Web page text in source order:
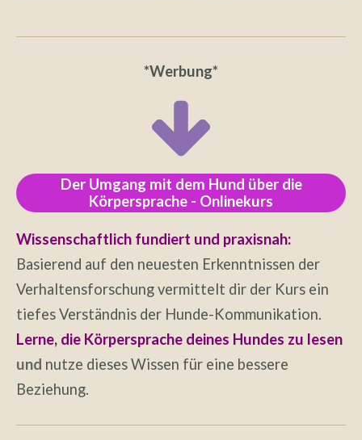
*Werbung*
Der Umgang mit dem Hund über die
Körpersprache - Onlinekurs
Wissenschaftlich fundiert und praxisnah:
Basierend auf den neuesten Erkenntnissen der
Verhaltensforschung vermittelt dir der Kurs ein
tiefes Verständnis der Hunde-Kommunikation.
Lerne, die Körpersprache deines Hundes zu lesen
und nutze dieses Wissen für eine bessere
Beziehung.